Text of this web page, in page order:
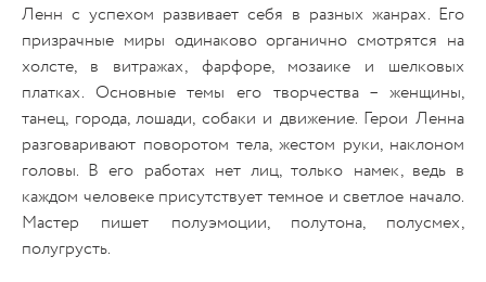
Ленн с успехом развивает себя в разных жанрах. Его
призрачные миры одинаково органично смотрятся на
холсте, в витражах, фарфоре, мозаике и шелковых
платках. Основные темы его творчества – женщины,
танец, города, лошади, собаки и движение. Герои Ленна
разговаривают поворотом тела, жестом руки, наклоном
головы. В его работах нет лиц, только намек, ведь в
каждом человеке присутствует темное и светлое начало.
Мастер пишет полуэмоции, полутона, полусмех,
полугрусть.